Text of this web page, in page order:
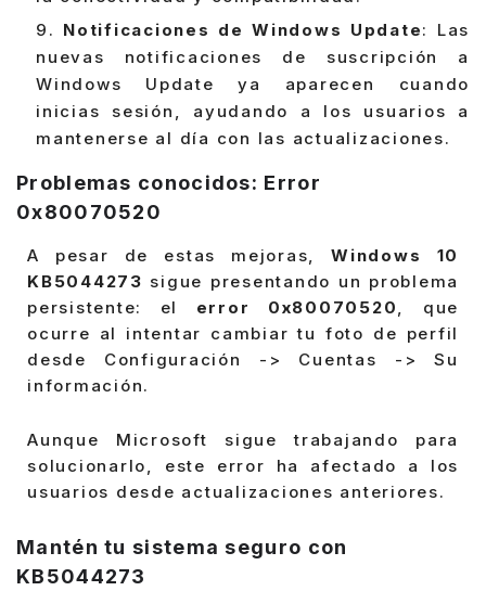
Notificaciones de Windows Update: Las
nuevas notificaciones de suscripción a
Windows Update ya aparecen cuando
inicias sesión, ayudando a los usuarios a
mantenerse al día con las actualizaciones.
Problemas conocidos: Error
0x80070520
A pesar de estas mejoras,Windows 10
KB5044273 sigue presentando un problema
persistente: el error 0x80070520, que
ocurre al intentar cambiar tu foto de perfil
desde Configuración -> Cuentas -> Su
información.
Aunque Microsoft sigue trabajando para
solucionarlo, este error ha afectado a los
usuarios desde actualizaciones anteriores.
Mantén tu sistema seguro con
KB5044273